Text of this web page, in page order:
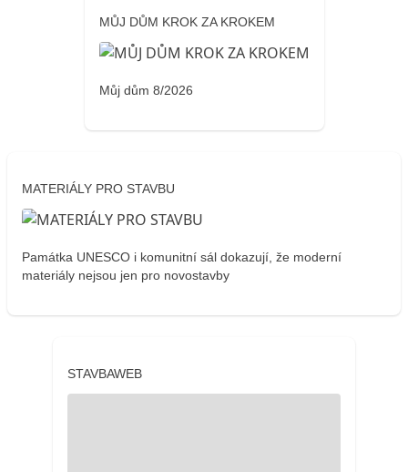
MŮJ DŮM KROK ZA KROKEM
Můj dům 8/2026
MATERIÁLY PRO STAVBU
Památka UNESCO i komunitní sál dokazují, že moderní
materiály nejsou jen pro novostavby
STAVBAWEB